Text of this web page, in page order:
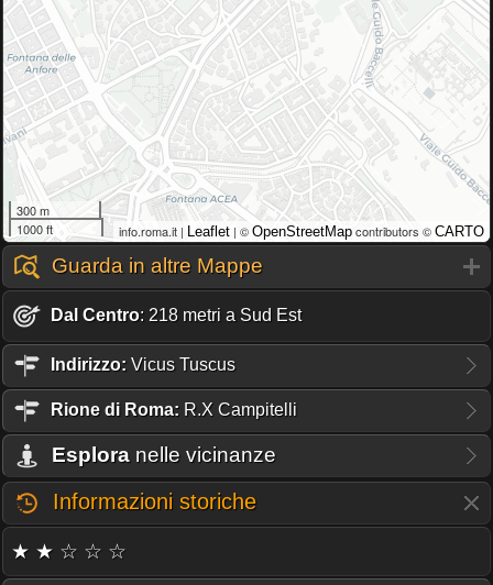
300 m
1000 ft
info.roma.it | Leaflet | © OpenStreetMap contributors © CARTO
Guarda in altre Mappe
Dal Centro: 218 metri a Sud Est
Indirizzo: Vicus Tuscus
Rione di Roma: R.X Campitelli
Esplora nelle vicinanze
Informazioni storiche
★ ★ ☆ ☆ ☆